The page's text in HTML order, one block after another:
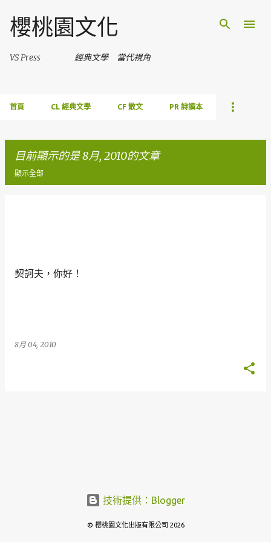
跳到主要內容
櫻桃園文化
VS Press 經典文學 當代視角
首頁 CL 經典文學 CF 散文 PR 詩讀本
目前顯示的是 8月, 2010的文章
顯示全部
契訶夫，你好！
8月 04, 2010
技術提供：Blogger
© 櫻桃園文化出版有限公司 2026